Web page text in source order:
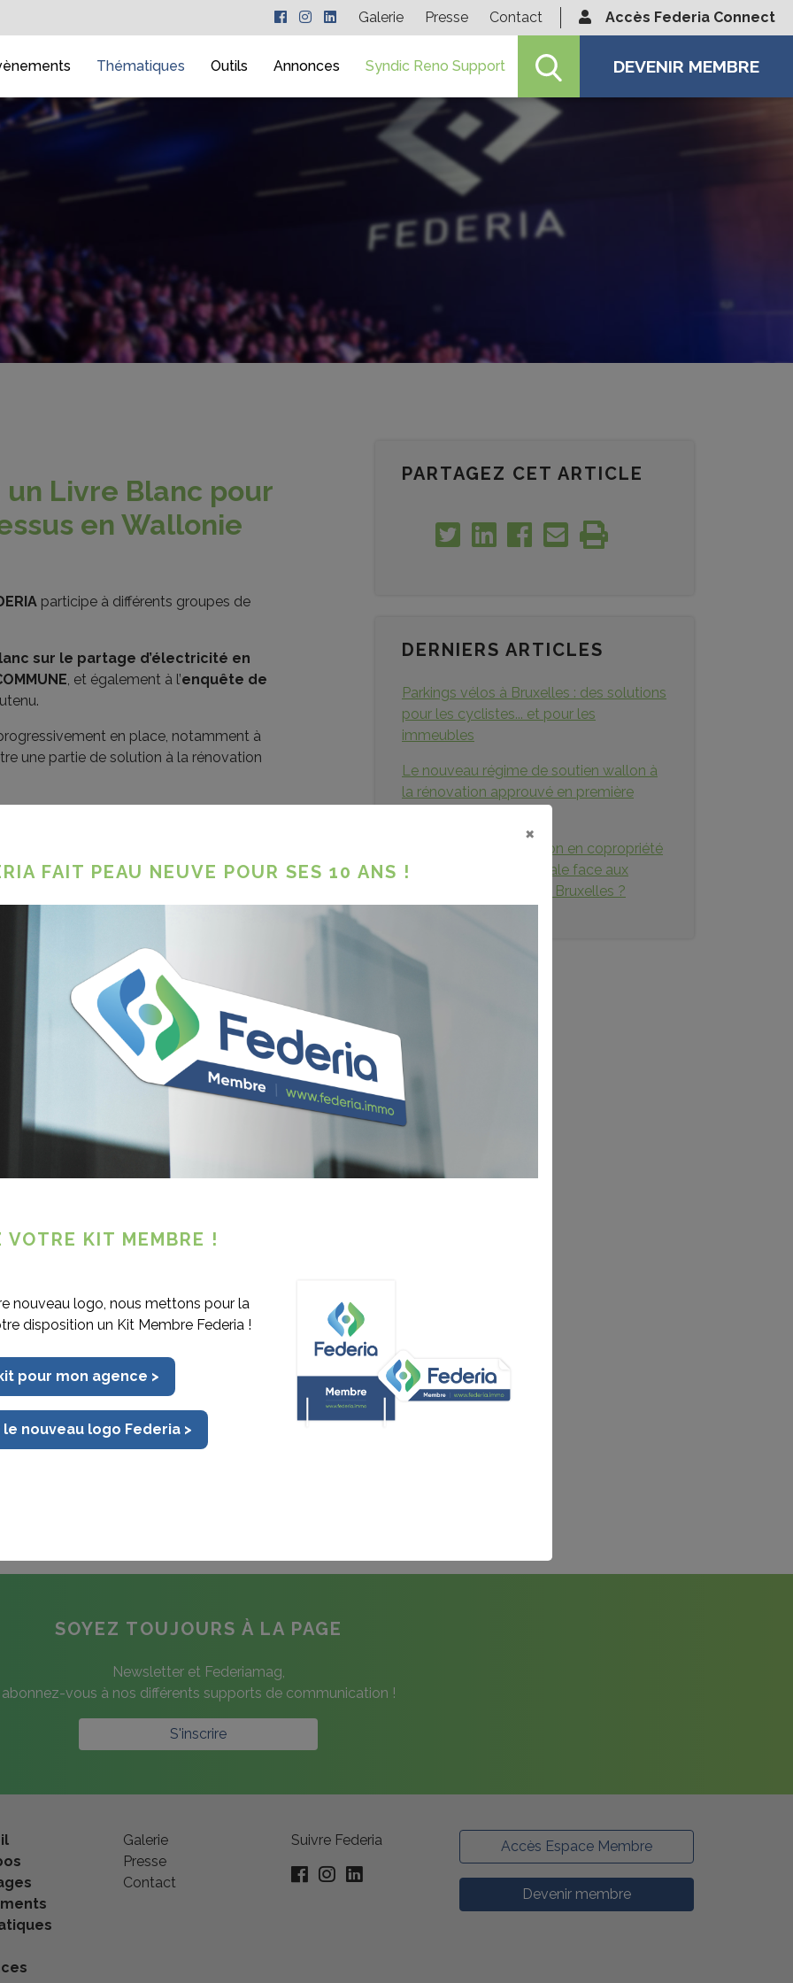
Galerie Presse Contact Accès Federia Connect
Thématiques Outils Annonces Syndic Reno Support DEVENIR MEMBRE
Livre Blanc pour
en Wallonie
participe à différents groupes de
sur le partage d’électricité en
, et également à l’enquête de
en place, notamment à
une partie de solution à la rénovation
notamment par les agents
que les conditions financières soient
mettre en oeuvre. Ce qui à ce stade
EN WALLONIE
Energie Communea initié la
d’électricité en Wallonie.
diversité de parties prenantes
environnemental agricole,
consommateurs, …
développer cette nouvelle
générer pour les
et le système
et adressées à la Région wallonne
wallonne du Logement, aux
Wallonne de l'Agriculture - FWA,
Federia, Canopea, à Cluster
des Agricultrices Wallonnes,
sur le "Partage d'électricité
PARTAGEZ CET ARTICLE
DERNIERS ARTICLES
Parkings vélos à Bruxelles : des solutions
pour les cyclistes... et pour les
immeubles
Le nouveau régime de soutien wallon à
la rénovation approuvé en première
Les aides à la rénovation en copropriété
: un levier d’égalité sociale face aux
inégalités territoriales à Bruxelles ?
SOYEZ TOUJOURS À LA PAGE
Newsletter et Federiamag,
abonnez-vous à nos différents supports de communication !
S'inscrire
Galerie
Presse
Contact
Suivre Federia Accès Espace Membre
Devenir membre
×
FAIT PEAU NEUVE POUR SES 10 ANS !
VOTRE KIT MEMBRE !
nouveau logo, nous mettons pour la
disposition un Kit Membre Federia !
pour mon agence >
nouveau logo Federia >